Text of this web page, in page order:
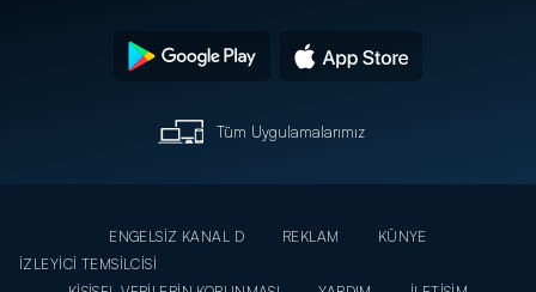
Tüm Uygulamalarımız
ENGELSİZ KANAL D REKLAM
KÜNYE
İZLEYİCİ TEMSİLCİSİ